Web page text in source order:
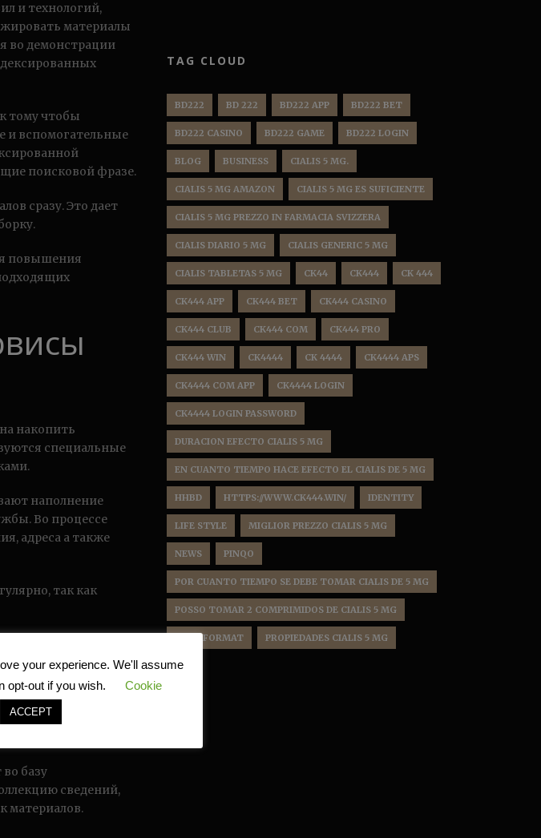
и технологий,
материалы
во демонстрации
тому чтобы
и вспомогательные
поисковой фразе.
сразу. Это дает
повышения
накопить
специальные
наполнение
Во процессе
адреса а также
так как
системная
обнаруживать
базу
сведений,
материалов.
TAG CLOUD
BD222 BD 222 BD222 APP BD222 BET
BD222 CASINO BD222 GAME BD222 LOGIN
BLOG BUSINESS CIALIS 5 MG.
CIALIS 5 MG AMAZON CIALIS 5 MG ES SUFICIENTE
CIALIS 5 MG PREZZO IN FARMACIA SVIZZERA
CIALIS DIARIO 5 MG CIALIS GENERIC 5 MG
CIALIS TABLETAS 5 MG CK44 CK444 CK 444
CK444 APP CK444 BET CK444 CASINO
CK444 CLUB CK444 COM CK444 PRO
CK444 WIN CK4444 CK 4444 CK4444 APS
CK4444 COM APP CK4444 LOGIN
CK4444 LOGIN PASSWORD
DURACION EFECTO CIALIS 5 MG
EN CUANTO TIEMPO HACE EFECTO EL CIALIS DE 5 MG
HHBD HTTPS://WWW.CK444.WIN/ IDENTITY
LIFE STYLE MIGLIOR PREZZO CIALIS 5 MG
NEWS PINQO
POR CUANTO TIEMPO SE DEBE TOMAR CIALIS DE 5 MG
POSSO TOMAR 2 COMPRIMIDOS DE CIALIS 5 MG
POST FORMAT PROPIEDADES CIALIS 5 MG
your experience. We'll assume
opt-out if you wish.
Cookie
ACCEPT